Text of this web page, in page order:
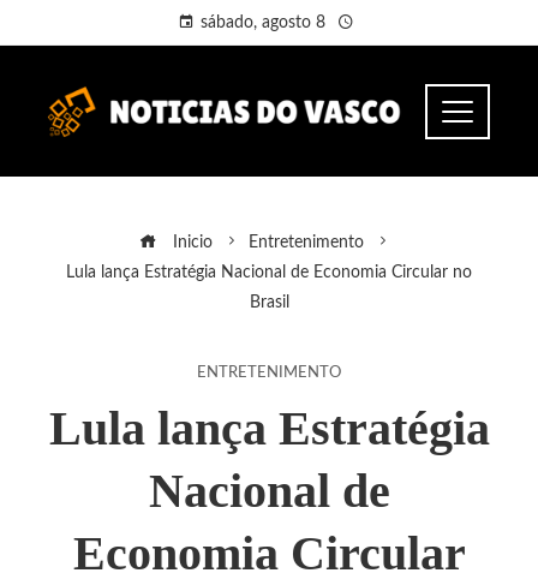
sábado, agosto 8
Inicio
Entretenimento
Lula lança Estratégia Nacional de Economia Circular no
Brasil
ENTRETENIMENTO
Lula lança Estratégia
Nacional de
Economia Circular